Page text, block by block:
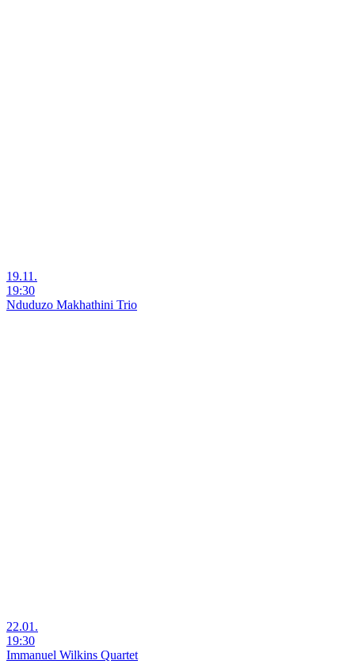
19.11.
19:30
Nduduzo Makhathini Trio
22.01.
19:30
Immanuel Wilkins Quartet